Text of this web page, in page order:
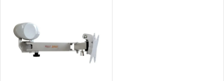
t
t